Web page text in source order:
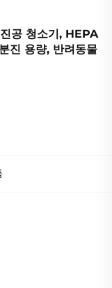
공 청소기, HEPA
진 용량, 반려동물